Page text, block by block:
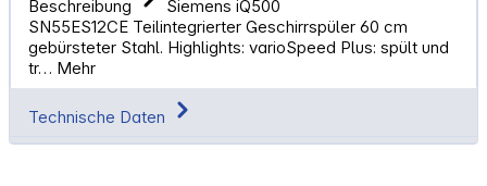
Beschreibung
Siemens iQ500
SN55ES12CE Teilintegrierter Geschirrspüler 60 cm
gebürsteter Stahl. Highlights: varioSpeed Plus: spült und
tr… Mehr
Technische Daten